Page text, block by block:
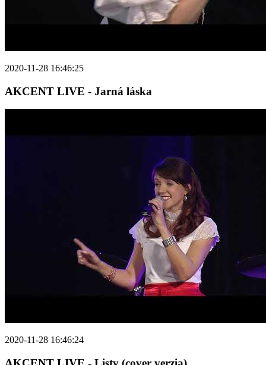
2020-11-28 16:46:25
AKCENT LIVE - Jarná láska
2020-11-28 16:46:24